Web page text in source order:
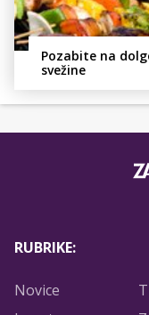
Pozabite na
svežine
RUBRIKE:
Novice